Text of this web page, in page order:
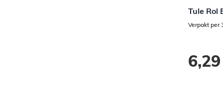
Tule Rol
Verpakt per
6,29